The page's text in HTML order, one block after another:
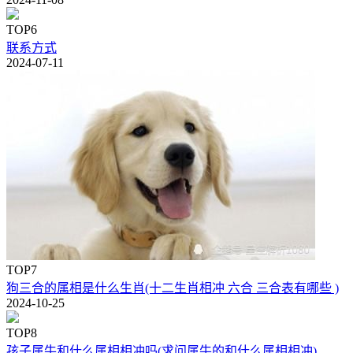
TOP6
联系方式
2024-07-11
TOP7
狗三合的属相是什么生肖(十二生肖相冲 六合 三合表有哪些 )
2024-10-25
TOP8